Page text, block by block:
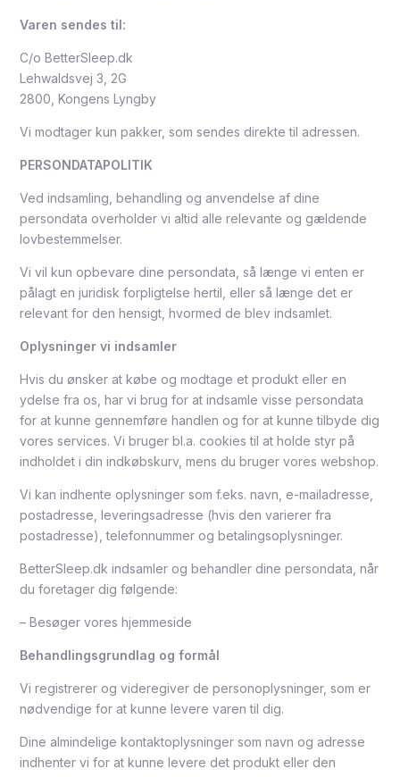
Varen sendes til:
C/o BetterSleep.dk
Lehwaldsvej 3, 2G
2800, Kongens Lyngby
Vi modtager kun pakker, som sendes direkte til adressen.
PERSONDATAPOLITIK
Ved indsamling, behandling og anvendelse af dine
persondata overholder vi altid alle relevante og gældende
lovbestemmelser.
Vi vil kun opbevare dine persondata, så længe vi enten er
pålagt en juridisk forpligtelse hertil, eller så længe det er
relevant for den hensigt, hvormed de blev indsamlet.
Oplysninger vi indsamler
Hvis du ønsker at købe og modtage et produkt eller en
ydelse fra os, har vi brug for at indsamle visse persondata
for at kunne gennemføre handlen og for at kunne tilbyde dig
vores services. Vi bruger bl.a. cookies til at holde styr på
indholdet i din indkøbskurv, mens du bruger vores webshop.
Vi kan indhente oplysninger som f.eks. navn, e-mailadresse,
postadresse, leveringsadresse (hvis den varierer fra
postadresse), telefonnummer og betalingsoplysninger.
BetterSleep.dk indsamler og behandler dine persondata, når
du foretager dig følgende:
– Besøger vores hjemmeside
Behandlingsgrundlag og formål
Vi registrerer og videregiver de personoplysninger, som er
nødvendige for at kunne levere varen til dig.
Dine almindelige kontaktoplysninger som navn og adresse
indhenter vi for at kunne levere det produkt eller den